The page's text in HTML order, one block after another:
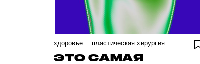
здоровье пластическая хирургия
ЭТО САМАЯ